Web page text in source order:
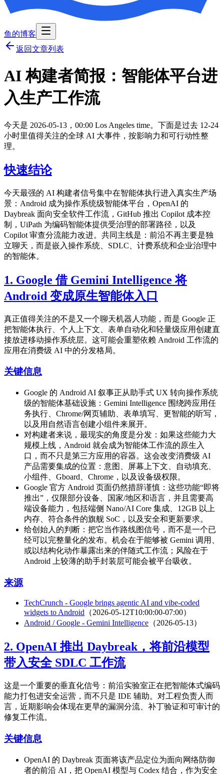
鱼的博客
返回文章列表
AI 构建者简报：智能体平台进
入生产工作流
今天是 2026-05-13，00:00 Los Angeles time。下面是过去 12-24
小时里值得关注的全球 AI 大事件，按影响力和可行动性整
理。
快速结论
今天最强的 AI 构建者信号集中在智能体执行进入真实生产场
景：Android 成为操作系统级智能体平台，OpenAI 的
Daybreak 面向安全软件工作流，GitHub 推出 Copilot 成本控
制，UiPath 为编码智能体提供受治理的部署路径，以及
Copilot 审查分流能力改进。共同主线是：前沿不再主要是独
立聊天，而是嵌入操作系统、SDLC、计费系统和企业治理中
的智能体。
1. Google 借 Gemini Intelligence 将
Android 变成原生智能体入口
真正值得关注的不是又一个聊天机器人功能，而是 Google 正
把智能体执行、个人上下文、表单自动化和轻量级应用创建直
接放进移动操作系统层。这可能会重塑依赖 Android 工作流的
应用在消费级 AI 中的分发格局。
关键信息
Google 的 Android AI 叙事正从助手式 UX 转向操作系统
级的智能体基础设施：Gemini Intelligence 围绕跨应用任
务执行、Chrome/网页辅助、表单填写、更智能的听写，
以及用自然语言创建小组件来展开。
对构建者来说，最现实的角度是分发：如果这些能力大
规模上线，Android 就会成为智能体工作流的原生入
口，而不只是第三方应用的容器。这会改变消费级 AI
产品需要集成的位置：意图、屏幕上下文、自动填充、
小组件、Gboard、Chrome，以及设备级权限。
Google 官方 Android 页面仍然措辞谨慎：这些功能“即将
推出”，仅限部分设备、国家/地区和语言，并且需要高
端设备能力，包括端侧 Nano/AI Core 集成、12GB 以上
内存、符合条件的旗舰 SoC，以及安全和更新要求。
给创始人的判断：把它当作路线图信号，而不是一个已
经可以完整量化的发布。机会在于能够被 Gemini 调用、
或以结构化动作暴露出来的伴随式工作流；风险在于
Android 上较薄的助手封装层可能会被平台吸收。
来源
TechCrunch - Google brings agentic AI and vibe-coded
widgets to Android （2026-05-12T10:00:00-07:00）
Android / Google - Gemini Intelligence （2026-05-13）
2. OpenAI 推出 Daybreak，将前沿模型
带入安全 SDLC 工作流
这是一个重要的垂直化信号：前沿实验室正在把智能体式编码
能力打包进安全运营，而不只是 IDE 辅助。对工程负责人而
言，近期影响会体现在更早的漏洞分流、补丁验证和可审计的
修复工作流。
关键信息
OpenAI 的 Daybreak 页面将该产品定位为面向网络防御
者的前沿 AI，把 OpenAI 模型与 Codex 结合，作为安全